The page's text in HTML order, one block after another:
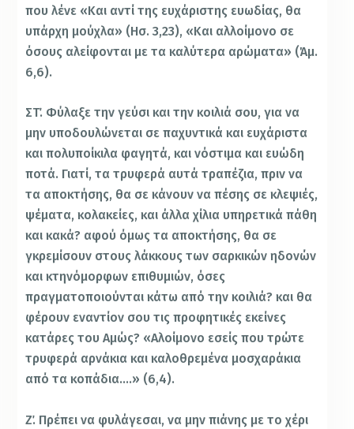
που λένε «Και αντί της ευχάριστης ευωδίας, θα
υπάρχη μούχλα» (Ησ. 3,23), «Και αλλοίμονο σε
όσους αλείφονται με τα καλύτερα αρώματα» (Άμ.
6,6).
ΣΤ΄. Φύλαξε την γεύσι και την κοιλιά σου, για να
μην υποδουλώνεται σε παχυντικά και ευχάριστα
και πολυποίκιλα φαγητά, και νόστιμα και ευώδη
ποτά. Γιατί, τα τρυφερά αυτά τραπέζια, πριν να
τα αποκτήσης, θα σε κάνουν να πέσης σε κλεψιές,
ψέματα, κολακείες, και άλλα χίλια υπηρετικά πάθη
και κακά? αφού όμως τα αποκτήσης, θα σε
γκρεμίσουν στους λάκκους των σαρκικών ηδονών
και κτηνόμορφων επιθυμιών, όσες
πραγματοποιούνται κάτω από την κοιλιά? και θα
φέρουν εναντίον σου τις προφητικές εκείνες
κατάρες του Αμώς? «Αλοίμονο εσείς που τρώτε
τρυφερά αρνάκια και καλοθρεμένα μοσχαράκια
από τα κοπάδια….» (6,4).
Ζ΄. Πρέπει να φυλάγεσαι, να μην πιάνης με το χέρι